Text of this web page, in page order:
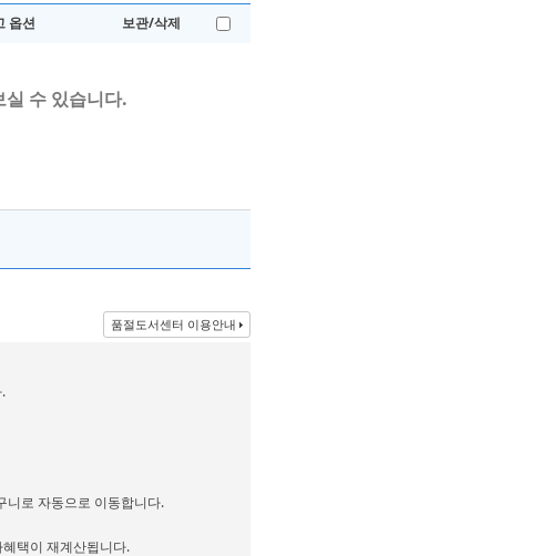
옵션 보관/삭제
실 수 있습니다.
품절도서센터 이용안내
니로 자동으로 이동합니다.
택이 재계산됩니다.